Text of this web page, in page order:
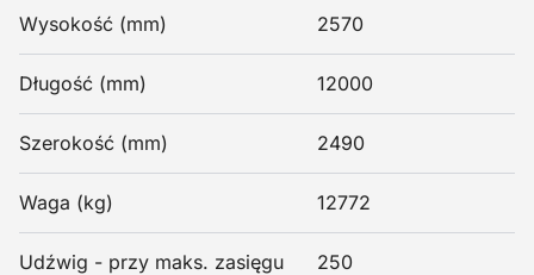
Wysokość (mm) 2570
Długość (mm) 12000
Szerokość (mm) 2490
Waga (kg) 12772
Udźwig - przy maks. zasięgu
250